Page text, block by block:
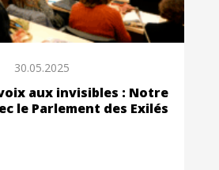
30.05.2025
aux invisibles : Notre
le Parlement des Exilés